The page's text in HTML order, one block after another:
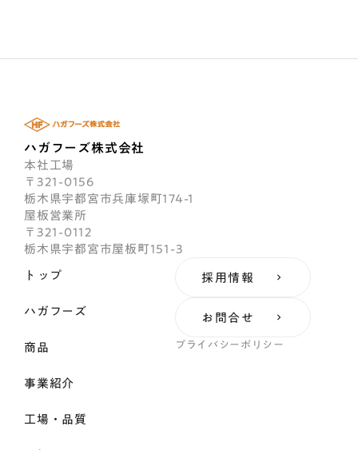
ハガフーズ株式会社
本社工場
〒321-0156
栃木県宇都宮市兵庫塚町174-1
屋板営業所
〒321-0112
栃木県宇都宮市屋板町151-3
トップ
ハガフーズ
商品
事業紹介
工場・品質
採用情報 keyboard_arrow_right
お問合せ keyboard_arrow_right
プライバシーポリシー